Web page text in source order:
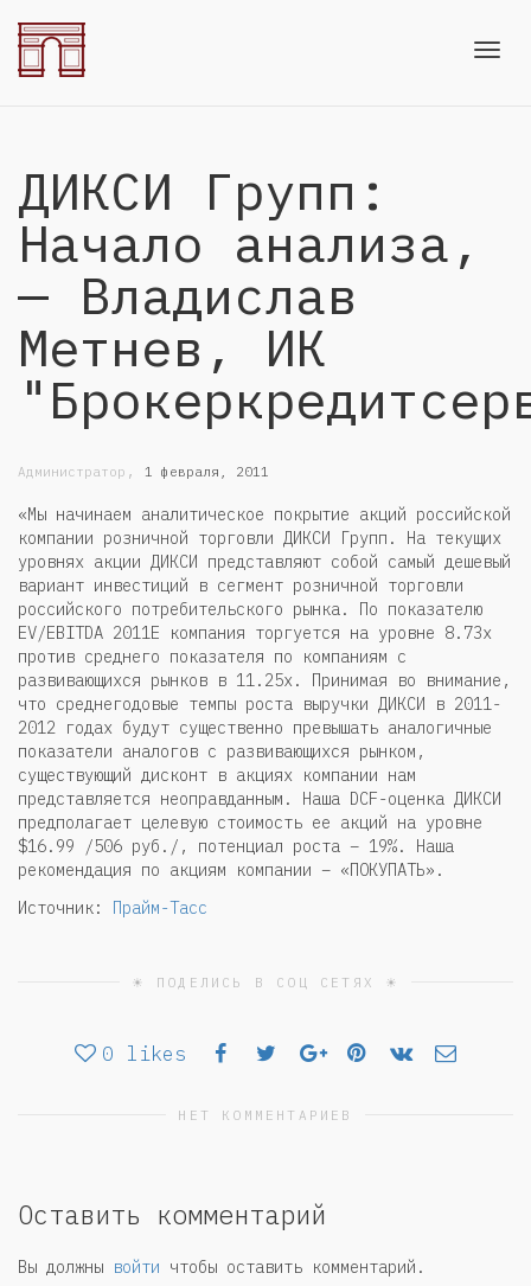
ДИКСИ Групп:
Начало анализа,
— Владислав
Метнев, ИК
Администратор , 1 февраля, 2011
«Мы начинаем аналитическое покрытие акций российской
компании розничной торговли ДИКСИ Групп. На текущих
уровнях акции ДИКСИ представляют собой самый дешевый
вариант инвестиций в сегмент розничной торговли
российского потребительского рынка. По показателю
EV/EBITDA 2011E компания торгуется на уровне 8.73х
против среднего показателя по компаниям с
развивающихся рынков в 11.25х. Принимая во внимание,
что среднегодовые темпы роста выручки ДИКСИ в 2011-
2012 годах будут существенно превышать аналогичные
показатели аналогов с развивающихся рынком,
существующий дисконт в акциях компании нам
представляется неоправданным. Наша DCF-оценка ДИКСИ
предполагает целевую стоимость ее акций на уровне
$16.99 /506 руб./, потенциал роста – 19%. Наша
рекомендация по акциям компании – «ПОКУПАТЬ».
Источник: Прайм-Тасс
☀ ПОДЕЛИСЬ В СОЦ СЕТЯХ ☀
0 likes
НЕТ КОММЕНТАРИЕВ
Оставить комментарий
Вы должны войти чтобы оставить комментарий.